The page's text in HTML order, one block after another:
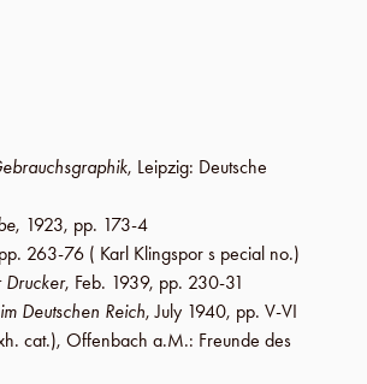
, Leipzig: Deutsche
, 1923, pp. 173-4
pp. 263-76 ( Karl Klingspor s pecial no.)
Drucker, Feb. 1939, pp. 230-31
Deutschen Reich,July 1940, pp. V-VI
cat.), Offenbach a.M.: Freunde des